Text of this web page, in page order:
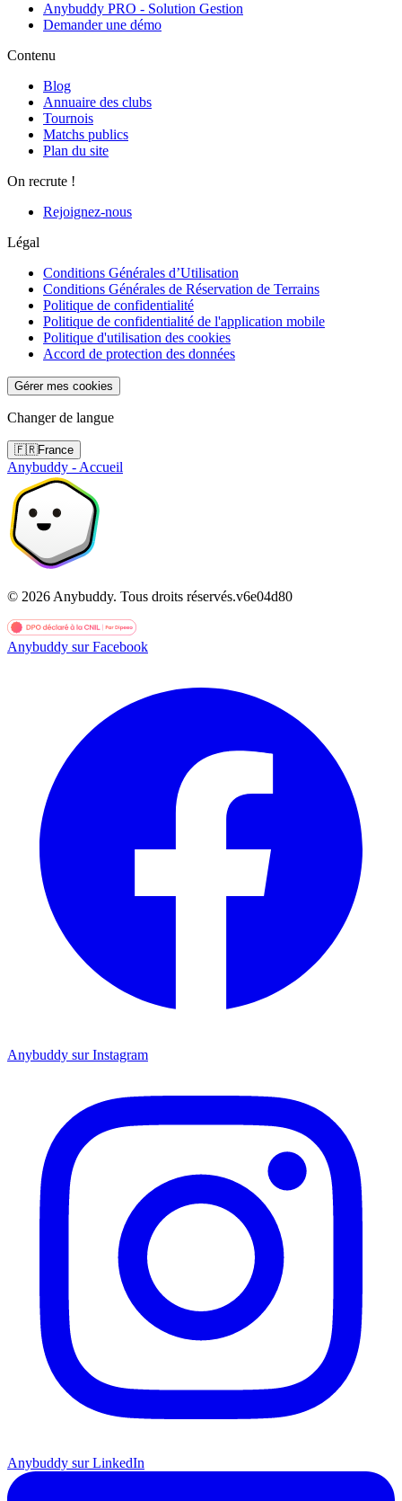
Anybuddy PRO - Solution Gestion
Demander une démo
Contenu
Blog
Annuaire des clubs
Tournois
Matchs publics
Plan du site
On recrute !
Rejoignez-nous
Légal
Conditions Générales d’Utilisation
Conditions Générales de Réservation de Terrains
Politique de confidentialité
Politique de confidentialité de l'application mobile
Politique d'utilisation des cookies
Accord de protection des données
Gérer mes cookies
Changer de langue
🇫🇷France
Anybuddy - Accueil
© 2026 Anybuddy. Tous droits réservés.v6e04d80
Anybuddy sur Facebook
Anybuddy sur Instagram
Anybuddy sur LinkedIn